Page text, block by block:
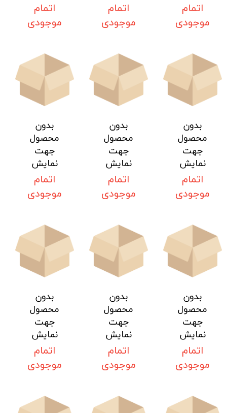
اتمام
موجودی
اتمام
موجودی
اتمام
موجودی
بدون
محصول
جهت
نمایش
اتمام
موجودی
بدون
محصول
جهت
نمایش
اتمام
موجودی
بدون
محصول
جهت
نمایش
اتمام
موجودی
بدون
محصول
جهت
نمایش
اتمام
موجودی
بدون
محصول
جهت
نمایش
اتمام
موجودی
بدون
محصول
جهت
نمایش
اتمام
موجودی